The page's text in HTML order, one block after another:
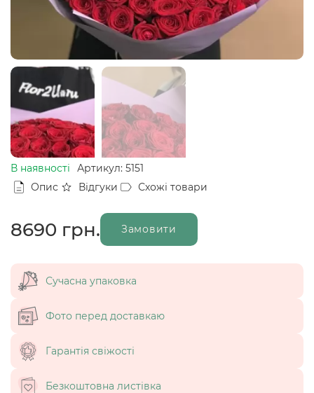
В наявності
Артикул: 5151
Опис
Відгуки Схожі товари
8690 грн. Замовити
Сучасна упаковка
Фото перед доставкаю
Гарантія свіжості
Безкоштовна листівка